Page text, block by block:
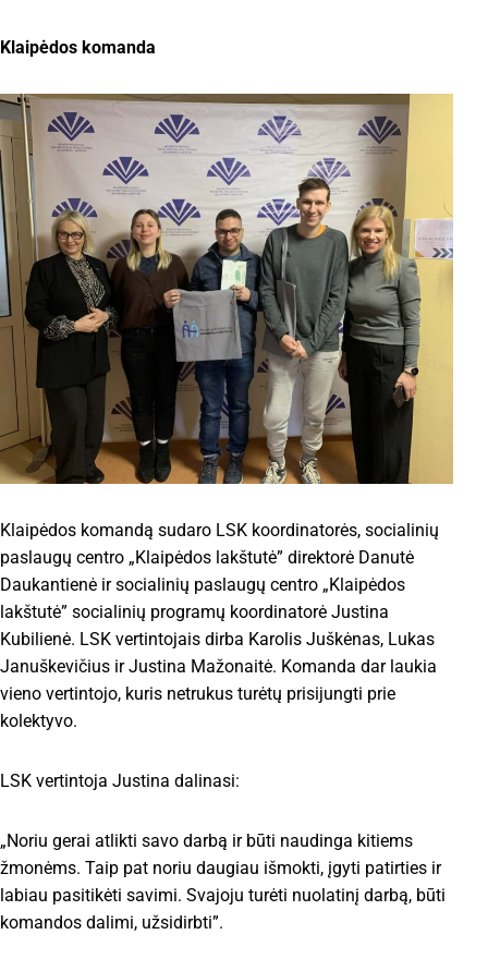
Klaipėdos komanda
Klaipėdos komandą sudaro LSK koordinatorės, socialinių
paslaugų centro „Klaipėdos lakštutė” direktorė Danutė
Daukantienė ir socialinių paslaugų centro „Klaipėdos
lakštutė” socialinių programų koordinatorė Justina
Kubilienė. LSK vertintojais dirba Karolis Juškėnas, Lukas
Januškevičius ir Justina Mažonaitė. Komanda dar laukia
vieno vertintojo, kuris netrukus turėtų prisijungti prie
kolektyvo.
LSK vertintoja Justina dalinasi:
„Noriu gerai atlikti savo darbą ir būti naudinga kitiems
žmonėms. Taip pat noriu daugiau išmokti, įgyti patirties ir
labiau pasitikėti savimi. Svajoju turėti nuolatinį darbą, būti
komandos dalimi, užsidirbti”.